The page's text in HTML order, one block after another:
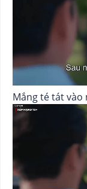
Mắng té tát vào